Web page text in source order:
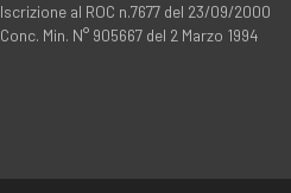
Iscrizione al ROC n.7677 del 23/09/2000
Conc. Min. N° 905667 del 2 Marzo 1994